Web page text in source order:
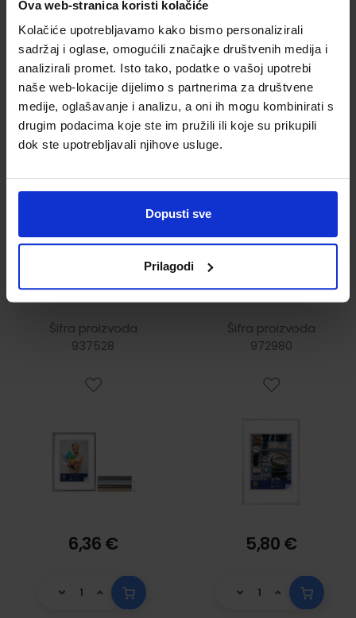
Ova web-stranica koristi kolačiće
Kolačiće upotrebljavamo kako bismo personalizirali
sadržaj i oglase, omogućili značajke društvenih medija i
analizirali promet. Isto tako, podatke o vašoj upotrebi
naše web-lokacije dijelimo s partnerima za društvene
medije, oglašavanje i analizu, a oni ih mogu kombinirati s
drugim podacima koje ste im pružili ili koje su prikupili
dok ste upotrebljavali njihove usluge.
Dopusti sve
Prilagodi
6,36 € 6,36 €
Henzo Napoli, 20 x
Šifra proizvoda
937528
6,36 €
Henzo Napoli, 21 x
Šifra proizvoda
972980
5,80 €